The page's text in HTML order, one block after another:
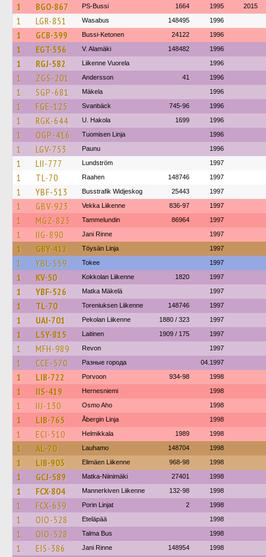
1 BGO-867 PS-Bussi 1664 1995 2015
1 LGR-851 Wasabus 148495 1996
1 GCB-399 Bussi-Ketonen 24122 1996
1 EGT-556 V. Alamäki 148482 1996
1 RGJ-582 Liikenne Vuorela 1996
1 ZGS-201 Andersson 41 1996
1 SGP-681 Mäkela 1996
1 FGE-125 Svanbäck 745-96 1996
1 RGK-644 U. Hakola 1699 1996
1 OGP-416 Tuomisen Linja 1996
1 LGV-753 Paunu 1996
1 LII-777 Lundström 1997
1 TL-70 Raahen 148746 1997
1 YBF-513 Busstrafik Widjeskog 25443 1997
1 GBV-923 Vekka Liikenne 836-97 1997
1 MGZ-823 Tammelundin 86964 1997
1 IIG-890 Jani Rinne 1997
1 GBY-412 Töysän Linja 1997
1 YBL-559 Tokee 1997
1 KV-50 Kokkolan Liikenne 1820 1997
1 YBF-526 Matka Mäkelä 1997
1 TL-70 Toreniuksen Liikenne 148746 1997
1 UAI-701 Pekolan Liikenne 1880 / 323 1997
1 LSY-815 Laitinen 1909 / 175 1997
1 MFH-989 Revon 1997
1 CCE-570 Разные города 04.1997
1 LIB-722 Porvoon 934-98 1998
1 IIS-419 Hernesniemi 1998
1 IIJ-130 Osmo Aho 1998
1 LIB-765 Åbergin Linja 1998
1 ECI-510 Helmikkala 1989 1998
1 AL-70 Lauhamo 148704 1998
1 LIB-903 Elimäen Liikenne 968-98 1998
1 GCJ-589 Matka-Niinimäki 27401 1998
1 FCX-804 Mannerkiven Liikenne 132-98 1998
1 FCX-639 Porin Linjat 2 1998
1 OIO-528 Eteläpää 1998
1 OIO-528 Talma Bus 1998
1 EIS-386 Jani Rinne 148954 1998